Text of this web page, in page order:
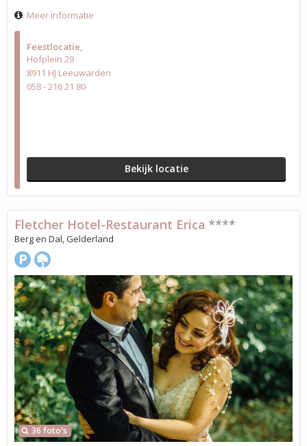
Feestlocatie
Hofplein 29
8911 HJ Leeuwarden
058 - 216 21 80
Bekijk locatie
Meer informatie
36 foto's
Fletcher Hotel-Restaurant Erica ****
Berg en Dal, Gelderland